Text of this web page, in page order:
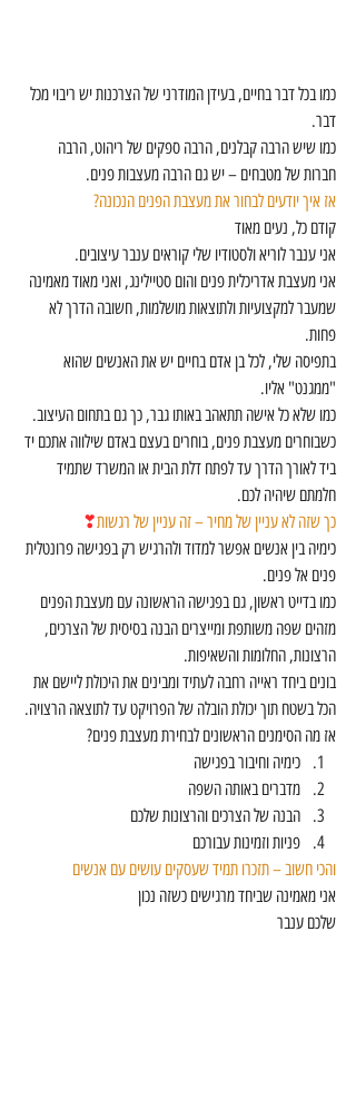
כמו בכל דבר בחיים, בעידן המודרני של הצרכנות יש ריבוי מכל
דבר.
כמו שיש הרבה קבלנים, הרבה ספקים של ריהוט, הרבה
חברות של מטבחים – יש גם הרבה מעצבות פנים.
אז איך יודעים לבחור את מעצבת הפנים הנכונה?
קודם כל, נעים מאוד
אני ענבר לוריא ולסטודיו שלי קוראים ענבר עיצובים.
אני מעצבת אדריכלית פנים והום סטיילינג, ואני מאוד מאמינה
שמעבר למקצועיות ולתוצאות מושלמות, חשובה הדרך לא
פחות.
בתפיסה שלי, לכל בן אדם בחיים יש את האנשים שהוא
"ממגנט" אליו.
כמו שלא כל אישה תתאהב באותו גבר, כך גם בתחום העיצוב.
כשבוחרים מעצבת פנים, בוחרים בעצם באדם שילווה אתכם יד
ביד לאורך הדרך עד לפתח דלת הבית או המשרד שתמיד
חלמתם שיהיה לכם.
כך שזה לא עניין של מחיר – זה עניין של רגשות❣
כימיה בין אנשים אפשר למדוד ולהרגיש רק בפגישה פרונטלית
פנים אל פנים.
כמו בדייט ראשון, גם בפגישה הראשונה עם מעצבת הפנים
מזהים שפה משותפת ומייצרים הבנה בסיסית של הצרכים,
הרצונות, החלומות והשאיפות.
בונים ביחד ראייה רחבה לעתיד ומבינים את היכולת ליישם את
הכל בשטח תוך יכולת הובלה של הפרויקט עד לתוצאה הרצויה.
אז מה הסימנים הראשונים לבחירת מעצבת פנים?
כימיה וחיבור בפגישה
מדברים באותה השפה
הבנה של הצרכים והרצונות שלכם
פניות וזמינות עבורכם
והכי חשוב – תזכרו תמיד שעסקים עושים עם אנשים
אני מאמינה שביחד מרגישים כשזה נכון
שלכם ענבר